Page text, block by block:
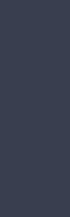
Sollten Sie
nicht in
nach
Herz und